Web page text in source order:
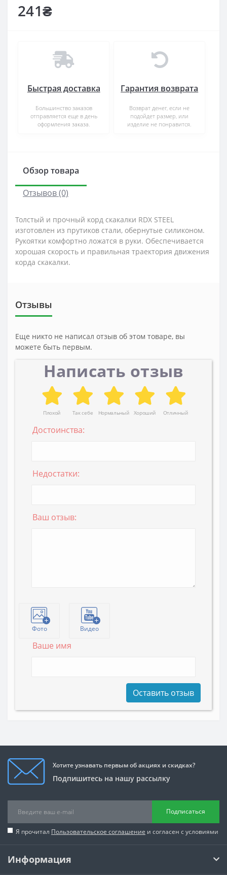
241₴
Быстрая доставка
Большинство заказов
отправляется еще в день
оформления заказа.
Гарантия возврата
Возврат денег, если не
подойдет размер, или
изделие не понравится.
Обзор товара
Отзывов (0)
Толстый и прочный корд скакалки RDX STEEL
изготовлен из прутиков стали, обернутые силиконом.
Рукоятки комфортно ложатся в руки. Обеспечивается
хорошая скорость и правильная траектория движения
корда скакалки.
Отзывы
Еще никто не написал отзыв об этом товаре, вы
можете быть первым.
Написать отзыв
Плохой Так себе Нормальный Хороший Отличный
Достоинства:
Недостатки:
Ваш отзыв:
Фото Видео
Ваше имя
Оставить отзыв
Хотите узнавать первым об акциях и скидках?
Подпишитесь на нашу рассылку
Подписаться
Я прочитал Пользовательское соглашение и согласен с условиями
Информация